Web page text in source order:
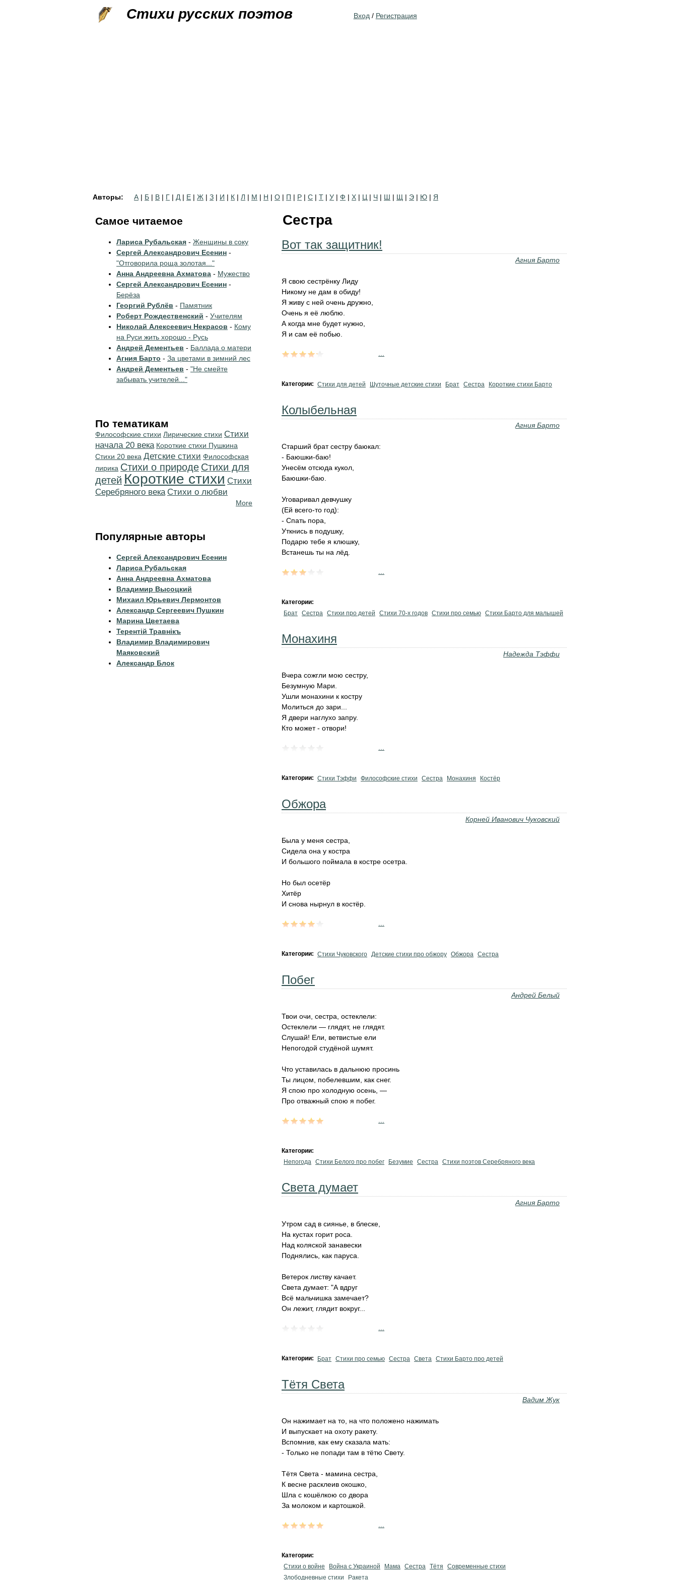
Стихи русских поэтов Вход / Регистрация
Авторы: А | Б | В | Г | Д | Е | Ж | З | И | К | Л | М | Н | О | П | Р | С | Т | У | Ф | Х | Ц | Ч | Ш | Щ | Э | Ю | Я
Сестра
Вот так защитник!
Агния Барто
Я свою сестрёнку Лиду
Никому не дам в обиду!
Я живу с ней очень дружно,
Очень я её люблю.
А когда мне будет нужно,
Я и сам её побью.
Категории: Стихи для детей Шуточные детские стихи Брат Сестра Короткие стихи Барто
Колыбельная
Агния Барто
Старший брат сестру баюкал:
- Баюшки-баю!
Унесём отсюда кукол,
Баюшки-баю.
Уговаривал девчушку
(Ей всего-то год):
- Спать пора,
Уткнись в подушку,
Подарю тебе я клюшку,
Встанешь ты на лёд.
Категории:
Брат Сестра Стихи про детей Стихи 70-х годов Стихи про семью Стихи Барто для малышей
Монахиня
Надежда Тэффи
Вчера сожгли мою сестру,
Безумную Мари.
Ушли монахини к костру
Молиться до зари...
Я двери наглухо запру.
Кто может - отвори!
Категории: Стихи Тэффи Философские стихи Сестра Монахиня Костёр
Обжора
Корней Иванович Чуковский
Была у меня сестра,
Сидела она у костра
И большого поймала в костре осетра.
Но был осетёр
Хитёр
И снова нырнул в костёр.
Категории: Стихи Чуковского Детские стихи про обжору Обжора Сестра
Побег
Андрей Белый
Твои очи, сестра, остеклели:
Остеклели — глядят, не глядят.
Слушай! Ели, ветвистые ели
Непогодой студёной шумят.
Что уставилась в дальнюю просинь
Ты лицом, побелевшим, как снег.
Я спою про холодную осень, —
Про отважный спою я побег.
Категории:
Непогода Стихи Белого про побег Безумие Сестра Стихи поэтов Серебряного века
Света думает
Агния Барто
Утром сад в сиянье, в блеске,
На кустах горит роса.
Над коляской занавески
Поднялись, как паруса.
Ветерок листву качает.
Света думает: "А вдруг
Всё мальчишка замечает?
Он лежит, глядит вокруг...
Категории: Брат Стихи про семью Сестра Света Стихи Барто про детей
Тётя Света
Вадим Жук
Он нажимает на то, на что положено нажимать
И выпускает на охоту ракету.
Вспомнив, как ему сказала мать:
- Только не попади там в тётю Свету.
Тётя Света - мамина сестра,
К весне расклеив окошко,
Шла с кошёлкою со двора
За молоком и картошкой.
Категории:
Стихи о войне
Война с Украиной Мама Сестра Тётя
Современные стихи
Злободневные стихи
Ракета
Самое читаемое
Лариса Рубальская - Женщины в соку
Сергей Александрович Есенин -
"Отговорила роща золотая..."
Анна Андреевна Ахматова - Мужество
Сергей Александрович Есенин -
Берёза
Георгий Рублёв - Памятник
Роберт Рождественский - Учителям
Николай Алексеевич Некрасов - Кому
на Руси жить хорошо - Русь
Андрей Дементьев - Баллада о матери
Агния Барто - За цветами в зимний лес
Андрей Дементьев - "Не смейте
забывать учителей..."
По тематикам
Философские стихи Лирические стихи Cтихи
начала 20 века Короткие стихи Пушкина
Стихи 20 века Детские стихи Философская
лирика Стихи о природе Стихи для
детей Короткие стихи Cтихи
Серебряного века Стихи о любви
More
Популярные авторы
Сергей Александрович Есенин
Лариса Рубальская
Анна Андреевна Ахматова
Владимир Высоцкий
Михаил Юрьевич Лермонтов
Александр Сергеевич Пушкин
Марина Цветаева
Терентiй Травнiкъ
Владимир Владимирович
Маяковский
Александр Блок